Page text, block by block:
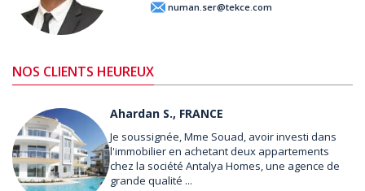
numan.ser@tekce.com
NOS CLIENTS HEUREUX
Ahardan S., FRANCE
Je soussignée, Mme Souad, avoir investi dans
l'immobilier en achetant deux appartements
chez la société Antalya Homes, une agence de
grande qualité ...